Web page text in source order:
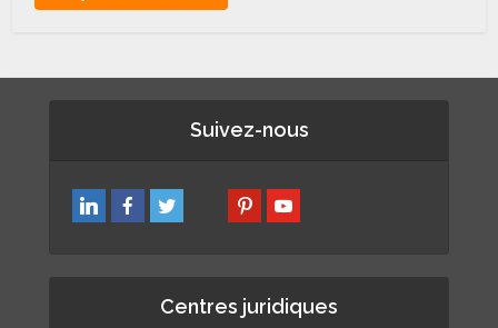
Suivez-nous
Centres juridiques